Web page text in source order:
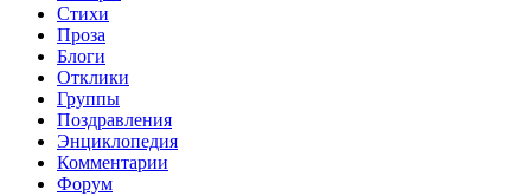
Стихи
Проза
Блоги
Отклики
Группы
Поздравления
Энциклопедия
Комментарии
Форум